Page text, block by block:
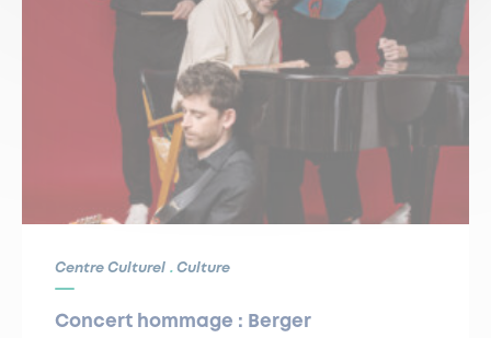
Centre Culturel Culture
Concert hommage : Berger